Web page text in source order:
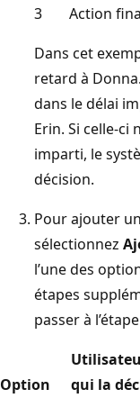
3
Action
Dans cet
retard à
dans le délai
Erin. Si celle-ci
imparti, le
décision.
Pour ajouter
sélectionnez
l’une des
étapes
passer à
Option
qui la